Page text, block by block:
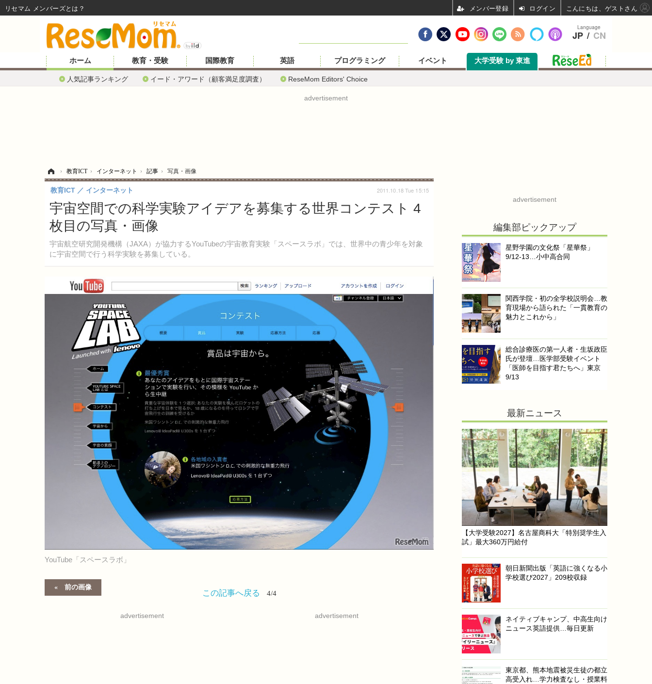
ホーム
人気記事ランキング イード・アワード（顧客満足度調査） ReseMom Editors' Choice
教育・受験 国際教育 英語 プログラミング イベント 大学受験 by 東進
advertisement
› 教育ICT › インターネット › 記事 › 写真・画像
宇宙空間での科学実験アイデアを募集する世界コンテスト 4
枚目の写真・画像
宇宙航空研究開発機構（JAXA）が協力するYouTubeの宇宙教育実験「スペースラボ」では、世界中の青少年を対象
に宇宙空間で行う科学実験を募集している。
教育ICT インターネット 2011.10.18 Tue 15:15
YouTube「スペースラボ」
前の画像
この記事へ戻る 4/4
advertisement advertisement
advertisement
編集部ピックアップ
星野学園の文化祭「星華祭」
9/12-13…小中高合同
関西学院・初の全学校説明会…教
育現場から語られた「一貫教育の
魅力とこれから」
総合診療医の第一人者・生坂政臣
氏が登壇…医学部受験イベント
「医師を目指す君たちへ」東京
9/13
最新ニュース
【大学受験2027】名古屋商科大「特別奨学生入
試」最大360万円給付
朝日新聞出版「英語に強くなる小
学校選び2027」209校収録
ネイティブキャンプ、中高生向け
ニュース英語提供…毎日更新
東京都、熊本地震被災生徒の都立
高受入れ…学力検査なし・授業料
Language
JP / CN
リセマム メンバーズ ログイン こんにちは、ゲストさん